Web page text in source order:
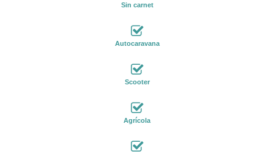
Sin carnet
Autocaravana
Scooter
Agrícola